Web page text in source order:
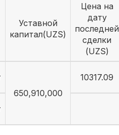
Уставной
капитал(UZS)
Цена на
дату
последней
сделки
(UZS)
650,910,000
10317.09